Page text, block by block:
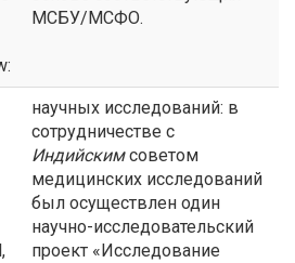
МСБУ/МСФО.
научных исследований: в
сотрудничестве с
Индийскимсоветом
медицинских исследований
был осуществлен один
научно-исследовательский
проект «Исследование